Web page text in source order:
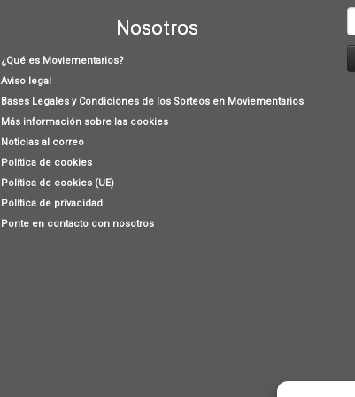
Nosotros
¿Qué es Moviementarios?
Aviso legal
Bases Legales y Condiciones de los Sorteos en Moviementarios
Más información sobre las cookies
Noticias al correo
Política de cookies
Política de cookies (UE)
Política de privacidad
Ponte en contacto con nosotros